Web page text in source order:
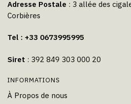
Adresse Postale : 3 allée des
Corbières
Tel : +33 0673995995
Siret : 392 849 303 000 20
INFORMATIONS
À Propos de nous